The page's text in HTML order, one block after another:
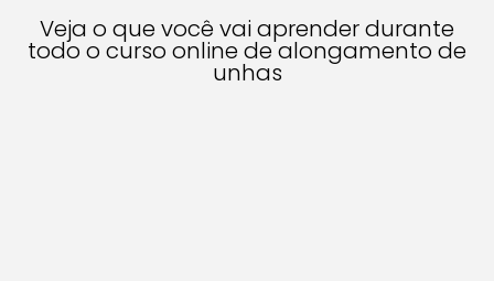
Veja o que você vai aprender durante
todo o curso online de alongamento de
unhas